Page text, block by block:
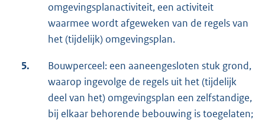
omgevingsplanactiviteit, een activiteit
waarmee wordt afgeweken van de regels van
het (tijdelijk) omgevingsplan.
5.
Bouwperceel: een aaneengesloten stuk grond,
waarop ingevolge de regels uit het (tijdelijk
deel van het) omgevingsplan een zelfstandige,
bij elkaar behorende bebouwing is toegelaten;